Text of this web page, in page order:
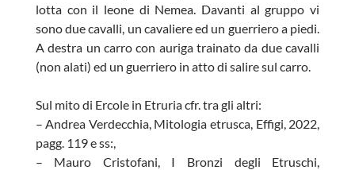
lotta con il leone di Nemea. Davanti al gruppo vi
sono due cavalli, un cavaliere ed un guerriero a piedi.
A destra un carro con auriga trainato da due cavalli
(non alati) ed un guerriero in atto di salire sul carro.
Sul mito di Ercole in Etruria cfr. tra gli altri:
– Andrea Verdecchia, Mitologia etrusca, Effigi, 2022,
pagg. 119 e ss:,
– Mauro Cristofani, I Bronzi degli Etruschi,